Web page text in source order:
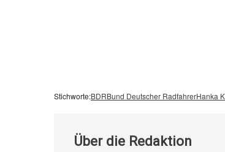
Stichworte:BDRBund Deutscher RadfahrerHanka
Über die Redaktion